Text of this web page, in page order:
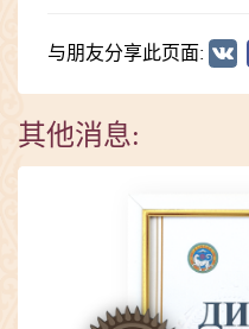
与朋友分享此页面:
其他消息: